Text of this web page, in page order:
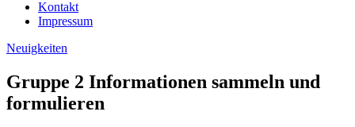
Kontakt
Impressum
Neuigkeiten
Gruppe 2 Informationen sammeln und
formulieren